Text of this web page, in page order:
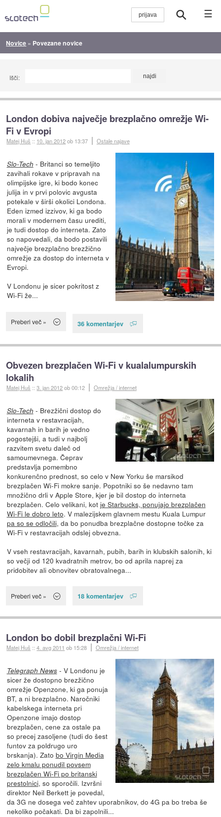
☰
Novice » Povezane novice
Išči:
London dobiva največje brezplačno omrežje Wi-
Fi v Evropi
Matej Huš :: 10. jan 2012ob 13:37 Ostale najave
Slo-Tech - Britanci so temeljito
zavihali rokave v pripravah na
olimpijske igre, ki bodo konec
julija in v prvi polovic avgusta
potekale v širši okolici Londona.
Eden izmed izzivov, ki ga bodo
morali v modernem času urediti,
je tudi dostop do interneta. Zato
so napovedali, da bodo postavili
največje brezplačno brezžično
omrežje za dostop do interneta v
Evropi.
V Londonu je sicer pokritost z
Wi-Fi že...
Preberi več » 36 komentarjev
Obvezen brezplačen Wi-Fi v kualalumpurskih
lokalih
Matej Huš ::3. jan 2012ob 00:12 Omrežja / internet
Slo-Tech - Brezžični dostop do
interneta v restavracijah,
kavarnah in barih je vedno
pogostejši, a tudi v najbolj
razvitem svetu daleč od
samoumevnega. Čeprav
predstavlja pomembno
konkurenčno prednost, so celo v New Yorku še marsikod
brezplačen Wi-Fi mokre sanje. Popotniki so še nedavno tam
množično drli v Apple Store, kjer je bil dostop do interneta
brezplačen. Celo velikani, kot je Starbucks, ponujajo brezplačen
Wi-Fi le dobro leto. V malezijskem glavnem mestu Kuala Lumpur
pa so se odločili, da bo ponudba brezplačne dostopne točke za
Wi-Fi v restavracijah odslej obvezna.
V vseh restavracijah, kavarnah, pubih, barih in klubskih salonih, ki
so večji od 120 kvadratnih metrov, bo od aprila naprej za
pridobitev ali obnovitev obratovalnega...
Preberi več » 18 komentarjev
London bo dobil brezplačni Wi-Fi
Matej Huš ::4. avg 2011 ob 15:28 Omrežja / internet
Telegraph News- V Londonu je
sicer že dostopno brezžično
omrežje Openzone, ki ga ponuja
BT, a ni brezplačno. Naročniki
kabelskega interneta pri
Openzone imajo dostop
brezplačen, cene za ostale pa
so precej zasoljene (tudi do šest
funtov za poldrugo uro
brskanja). Zato bo Virgin Media
zelo kmalu ponudil povsem
brezplačen Wi-Fi po britanski
prestolnici, so sporočili. Izvršni
direktor Neil Berkett je povedal,
da 3G ne dosega več zahtev uporabnikov, do 4G pa bo treba še
nekoliko počakati. Da bi zapolnili...